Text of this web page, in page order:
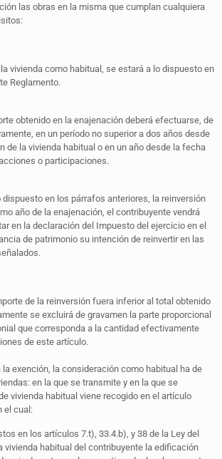
las obras en la misma que cumplan cualquiera
vivienda como habitual, se estará a lo dispuesto en
Reglamento.
obtenido en la enajenación deberá efectuarse, de
en un período no superior a dos años desde
de la vivienda habitual o en un año desde la fecha
o participaciones.
dispuesto en los párrafos anteriores, la reinversión
año de la enajenación, el contribuyente vendrá
en la declaración del Impuesto del ejercicio en el
de patrimonio su intención de reinvertir en las
de la reinversión fuera inferior al total obtenido
se excluirá de gravamen la parte proporcional
que corresponda a la cantidad efectivamente
de este artículo.
la exención, la consideración como habitual ha de
en la que se transmite y en la que se
vivienda habitual viene recogido en el artículo
el cual:
en los artículos 7.t), 33.4.b), y 38 de la Ley del
vivienda habitual del contribuyente la edificación